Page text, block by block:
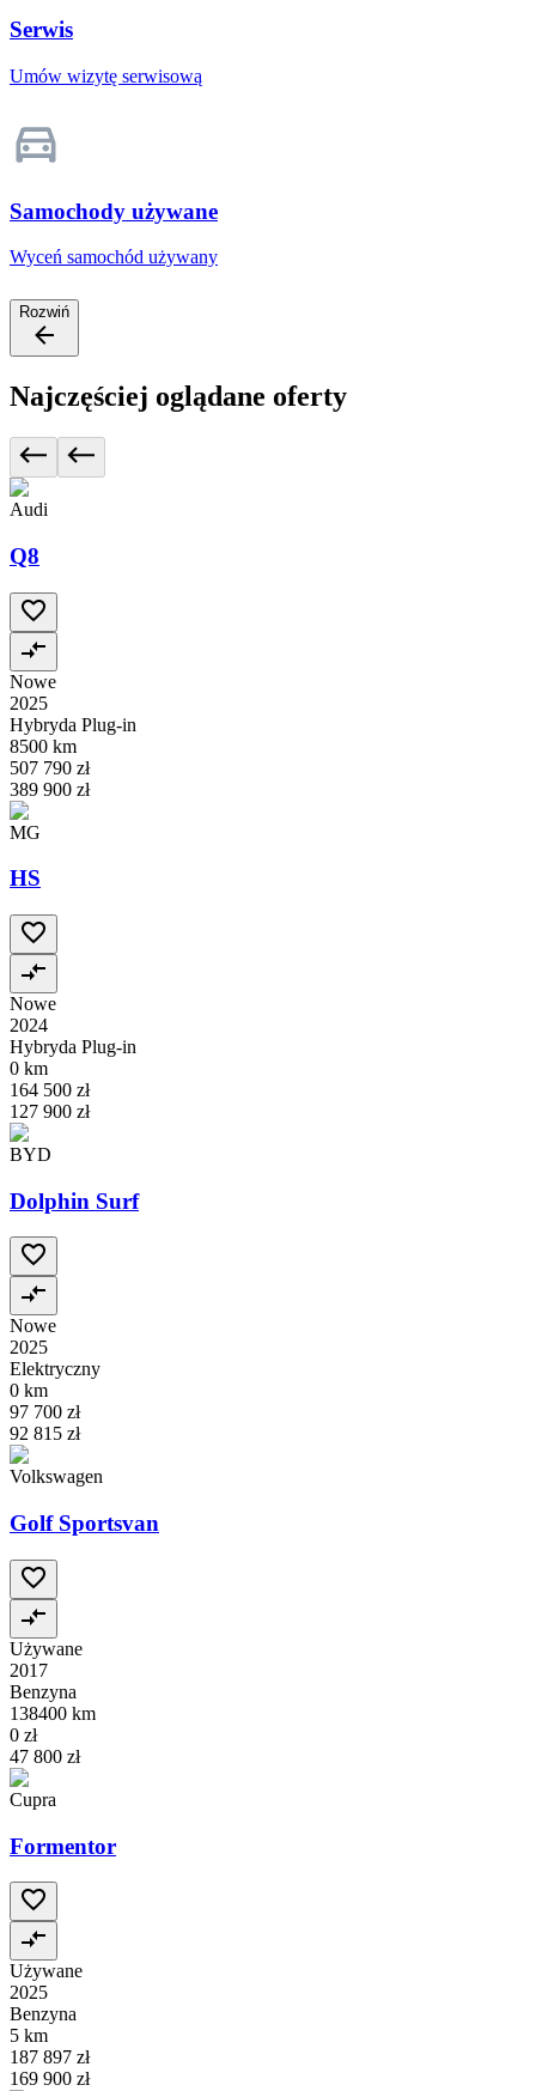
Serwis
Umów wizytę serwisową
Samochody używane
Wyceń samochód używany
Rozwiń
Najczęściej oglądane oferty
Audi
Q8
Nowe
2025
Hybryda Plug-in
8500 km
507 790 zł
389 900 zł
MG
HS
Nowe
2024
Hybryda Plug-in
0 km
164 500 zł
127 900 zł
BYD
Dolphin Surf
Nowe
2025
Elektryczny
0 km
97 700 zł
92 815 zł
Volkswagen
Golf Sportsvan
Używane
2017
Benzyna
138400 km
0 zł
47 800 zł
Cupra
Formentor
Używane
2025
Benzyna
5 km
187 897 zł
169 900 zł